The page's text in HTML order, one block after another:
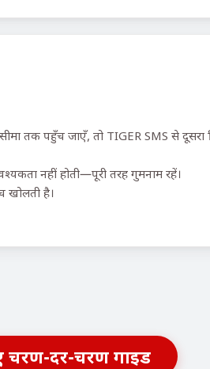
तक पहुँच जाएँ, तो TIGER SMS से दूसरा
नहीं होती—पूरी तरह गुमनाम रहें।
खोलती है।
चरण-दर-चरण गाइड